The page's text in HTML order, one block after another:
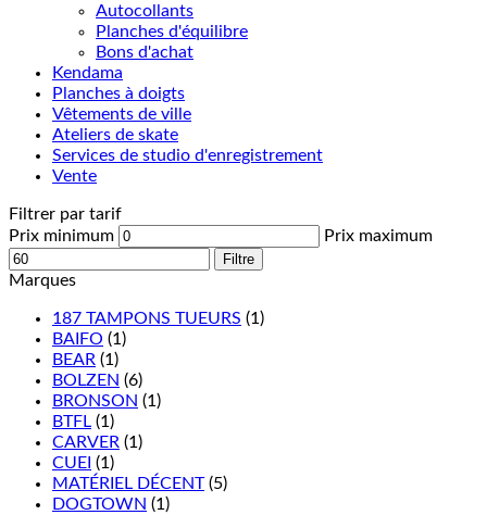
Autocollants
Planches d'équilibre
Bons d'achat
Kendama
Planches à doigts
Vêtements de ville
Ateliers de skate
Services de studio d'enregistrement
Vente
Filtrer par tarif
Prix minimum
Prix maximum
Filtre
Marques
187 TAMPONS TUEURS (1)
BAIFO (1)
BEAR (1)
BOLZEN (6)
BRONSON (1)
BTFL (1)
CARVER (1)
CUEI (1)
MATÉRIEL DÉCENT (5)
DOGTOWN (1)